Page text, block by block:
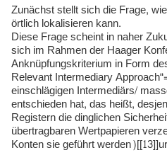
Zunächst stellt sich die Frage,
örtlich lokalisieren kann.
Diese Frage scheint in naher
sich im Rahmen der Haager
Anknüpfungskriterium in Form
Relevant Intermediary
einschlägigen Intermediärs/
entschieden hat, das heißt,
Registern die dinglichen
übertragbaren Wertpapieren
Konten sie geführt